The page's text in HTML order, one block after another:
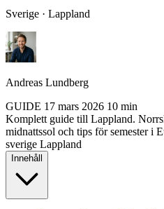
Sverige · Lappland
Andreas Lundberg
GUIDE 17 mars 2026 10 min
Komplett guide till Lappland.
midnattssol och tips för semester i
sverige Lappland
Innehåll